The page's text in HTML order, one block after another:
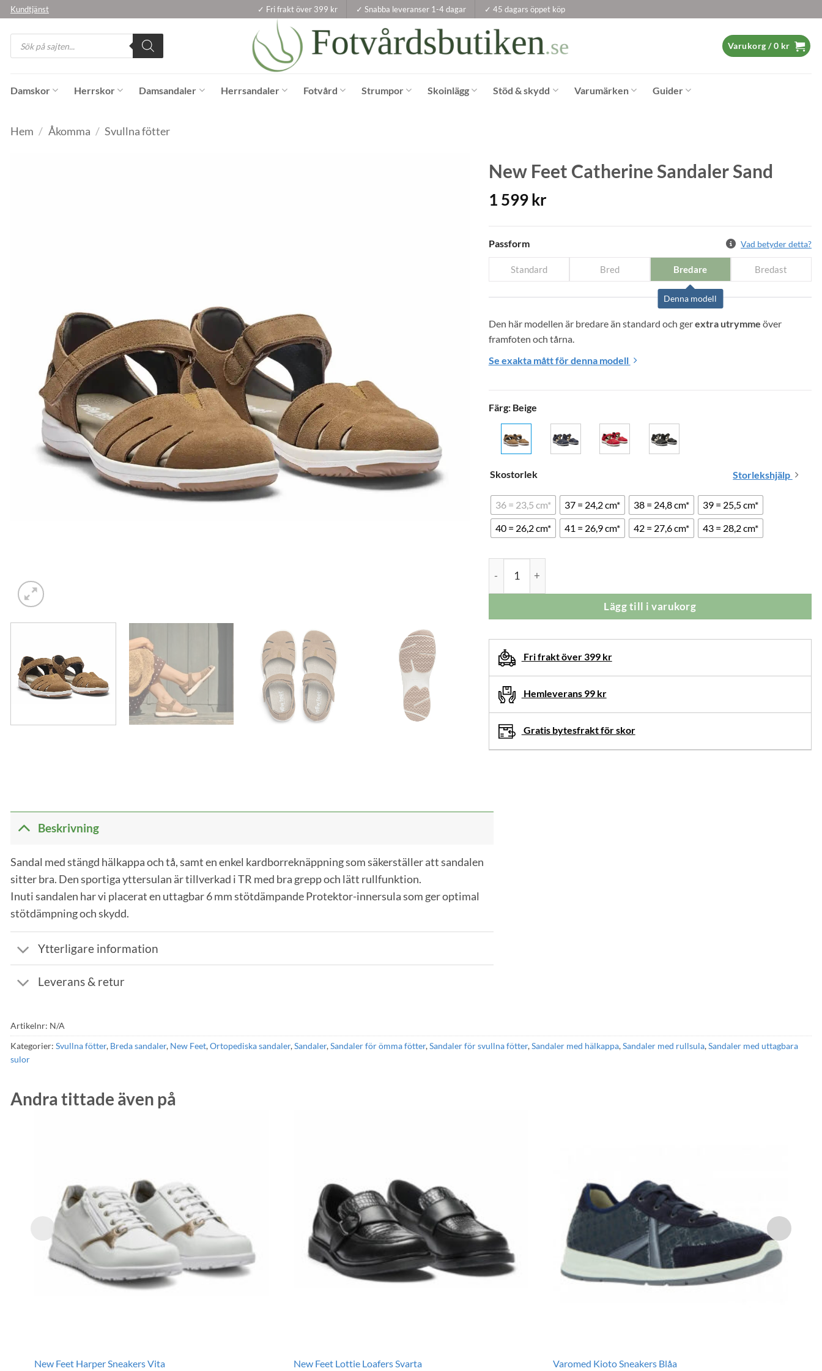
Skip
content
Kundtjänst ✓ Fri frakt över 399 kr ✓ Snabba leveranser 1-4 dagar ✓ 45 dagars öppet köp
Products
search
Varukorg /0 kr
Damskor Herrskor Damsandaler Herrsandaler Fotvård Strumpor Skoinlägg Stöd & skydd Varumärken Guider
Hem / Åkomma / Svullna fötter
New Feet Catherine Sandaler Sand
1 599kr
Passform Vad betyder detta?
Standard Bred Bredare
Denna modell
Bredast
Den här modellen är bredare än standard och ger extra utrymme över
framfoten och tårna.
Se exakta mått för denna modell
Färg: Beige
Skostorlek Storlekshjälp
36 = 23,5 cm* 37 = 24,2 cm* 38 = 24,8 cm*
39 = 25,5 cm*
40 = 26,2 cm*
41 = 26,9 cm* 42 = 27,6 cm* 43 = 28,2 cm*
Lägg till i varukorg
Fri frakt över 399 kr
Hemleverans 99 kr
Gratis bytesfrakt för skor
Beskrivning
Sandal med stängd hälkappa och tå, samt en enkel kardborreknäppning som säkerställer att sandalen
sitter bra. Den sportiga yttersulan är tillverkad i TR med bra grepp och lätt rullfunktion.
Inuti sandalen har vi placerat en uttagbar 6 mm stötdämpande Protektor-innersula som ger optimal
stötdämpning och skydd.
Ytterligare information
Leverans & retur
Artikelnr: N/A
Kategorier: Svullna fötter, Breda sandaler, New Feet,Ortopediska sandaler,Sandaler,Sandaler för ömma fötter,Sandaler för svullna fötter,Sandaler med hälkappa,Sandaler med rullsula,Sandaler med uttagbara
sulor
Andra tittade även på
New Feet Harper Sneakers Vita
New Feet Lottie Loafers Svarta
Varomed Kioto Sneakers Blåa